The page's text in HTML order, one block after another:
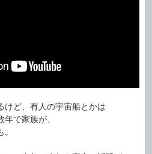
けど、有人の宇宙船とかは
で家族が、